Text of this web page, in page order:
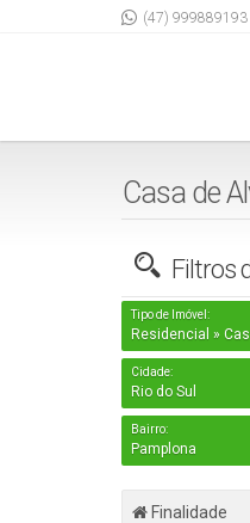
(47) 999889193
Casa de
Filtros
Tipo de Imóvel:
Residencial »
Cidade:
Rio do Sul
Bairro:
Pamplona
Finalidade